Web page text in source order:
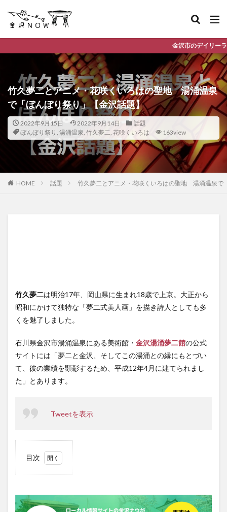
金沢市のデイリーランキングやお得な店
竹久夢二とアニメ・花咲くいろはの聖地 湯涌温泉
で「ぼんぼり祭り」【金沢話題】
2022年9月15日 2022年9月14日
話題
ぼんぼり祭り , 湯涌温泉, 竹久夢二, 花咲くいろは 163view
HOME 話題 竹久夢二とアニメ・花咲くいろはの聖地 湯涌温泉で
竹久夢二は明治17年、岡山県に生まれ18歳で上京。大正から
昭和にかけて独特な「夢二式美人画」を描き詩人としても多
くを魅了しました。
石川県金沢市湯涌温泉にある美術館・ 金沢湯涌夢二館の公式
サイトには「夢二と金沢、そしてこの湯涌との縁にもとづい
て、彼の業績を顕彰するため、平成12年4月に建てられまし
た」とあります。
Tweetを表示
目次
と金
沢の